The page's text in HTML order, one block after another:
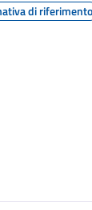
di riferimento